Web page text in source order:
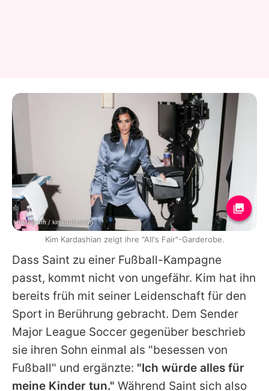
Dass Saint zu einer Fußball-Kampagne
passt, kommt nicht von ungefähr. Kim hat ihn
bereits früh mit seiner Leidenschaft für den
Sport in Berührung gebracht. Dem Sender
Major League Soccer gegenüber beschrieb
sie ihren Sohn einmal als "besessen von
Fußball" und ergänzte: "Ich würde alles für
meine Kinder tun." Während Saint sich also
Instagram / kimkardashian
Kim Kardashian zeigt ihre "All's Fair"-Garderobe.